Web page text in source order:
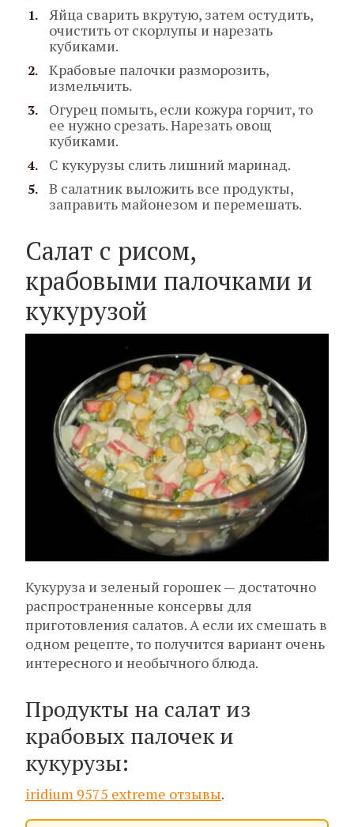
Яйца сварить вкрутую, затем остудить,
очистить от скорлупы и нарезать
кубиками.
Крабовые палочки разморозить,
измельчить.
Огурец помыть, если кожура горчит, то
ее нужно срезать. Нарезать овощ
кубиками.
С кукурузы слить лишний маринад.
В салатник выложить все продукты,
заправить майонезом и перемешать.
Салат с рисом,
крабовыми палочками и
кукурузой
Кукуруза и зеленый горошек — достаточно
распространенные консервы для
приготовления салатов. А если их смешать в
одном рецепте, то получится вариант очень
интересного и необычного блюда.
Продукты на салат из
крабовых палочек и
кукурузы:
iridium 9575 extreme отзывы.